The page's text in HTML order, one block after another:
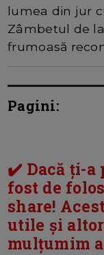
lumea din jur
Zâmbetul de
frumoasă
Pagini:
✔️ Dacă ți-a
fost de
share!
utile și
mulțumim